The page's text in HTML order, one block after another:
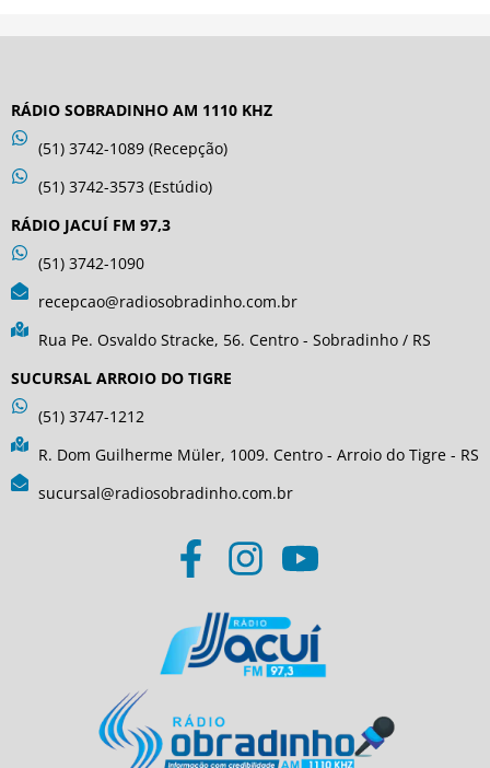
RÁDIO SOBRADINHO AM 1110 KHZ
(51) 3742-1089 (Recepção)
(51) 3742-3573 (Estúdio)
RÁDIO JACUÍ FM 97,3
(51) 3742-1090
recepcao@radiosobradinho.com.br
Rua Pe. Osvaldo Stracke, 56. Centro - Sobradinho / RS
SUCURSAL ARROIO DO TIGRE
(51) 3747-1212
R. Dom Guilherme Müler, 1009. Centro - Arroio do Tigre - RS
sucursal@radiosobradinho.com.br